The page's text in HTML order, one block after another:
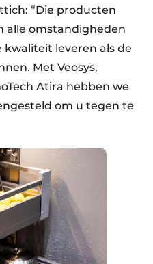
“Die producten
alle omstandigheden
kwaliteit leveren als de
Met Veosys,
Atira hebben we
om u tegen te